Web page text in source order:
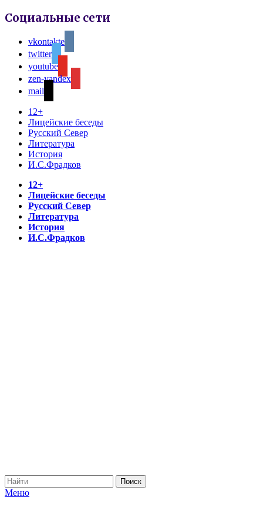
Социальные сети
vkontakte
twitter
youtube
zen-yandex
mail
12+
Лицейские беседы
Русский Север
Литература
История
И.С.Фрадков
12+
Лицейские беседы
Русский Север
Литература
История
И.С.Фрадков
Меню